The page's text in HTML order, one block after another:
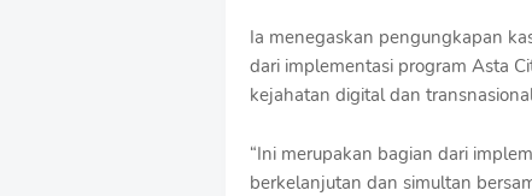
Ia menegaskan pengungkapan
dari implementasi program Asta
kejahatan digital dan
“Ini merupakan bagian dari
berkelanjutan dan simultan
s